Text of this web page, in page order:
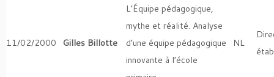
11/02/2000 Gilles Billotte
L’Équipe pédagogique,
mythe et réalité. Analyse
d’une équipe pédagogique
innovante à l’école
NL